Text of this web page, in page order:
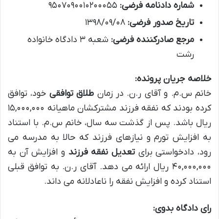
شماره دادنامه فرضی:
تاریخ صدور فرضی:
مرجع صادرکننده فرضی:
شعبه ۳ دادگاه خانواده
رشت
خلاصه جریان پرونده:
خانم س.م. و آقای ر.ن. در زمان طلاق توافقی خود، توافق
کرده بودند که نفقه فرزند مشترکشان ماهیانه ۱۵,۰۰۰,۰۰۰
ریال باشد. پس از گذشت سه سال، خانم س.م. با استناد
به افزایش تورم و نیازهای فرزند که حالا به مدرسه می
رود، دادخواستی برای تعدیل نفقه فرزند و افزایش آن به
۴۰,۰۰۰,۰۰۰ ریال ارائه می دهد. آقای ر.ن. به توافق قبلی
استناد کرده و افزایش نفقه را ناعادلانه می داند.
رای دادگاه بدوی: